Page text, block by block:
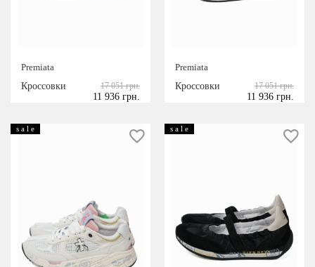
черный
коричневый
сиреневый
бежевый
Premiata
Кроссовки
17 051 грн.
11 936 грн.
Premiata
Кроссовки
17 051 грн.
11 936 грн.
s a l e s a l e